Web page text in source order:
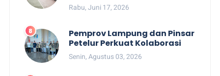
Rabu, Juni 17, 2026
Pemprov Lampung dan Pinsar
Petelur Perkuat Kolaborasi
Senin, Agustus 03, 2026